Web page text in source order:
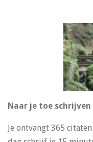
Naar je toe schrijven
Je ontvangt 365